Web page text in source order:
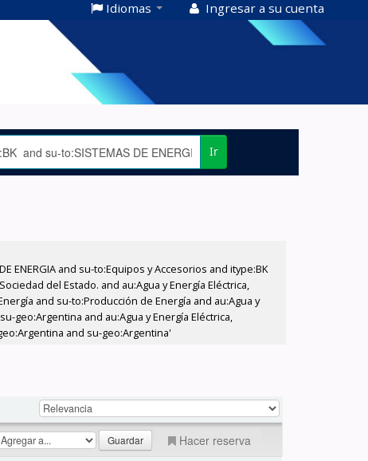
Idiomas Ingresar a su cuenta
Ir
ENERGIA and su-to:Equipos y Accesorios and itype:BK
del Estado. and au:Agua y Energía Eléctrica,
and su-to:Producción de Energía and au:Agua y
geo:Argentina and au:Agua y Energía Eléctrica,
and su-geo:Argentina'
Hacer reserva